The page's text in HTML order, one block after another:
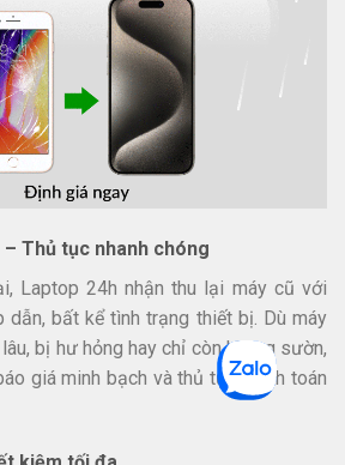
Thủ tục nhanh chóng
Laptop 24h nhận thu lại máy cũ với
dẫn, bất kể tình trạng thiết bị. Dù máy
bị hư hỏng hay chỉ còn khung sườn,
giá minh bạch và thủ tục thanh toán